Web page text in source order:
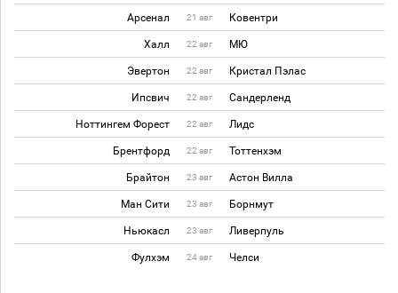
Арсенал 21 авг Ковентри
Халл 22 авг МЮ
Эвертон 22 авг Кристал Пэлас
Ипсвич 22 авг Сандерленд
Ноттингем Форест 22 авг Лидс
Брентфорд 22 авг Тоттенхэм
Брайтон 23 авг Астон Вилла
Ман Сити 23 авг Борнмут
Ньюкасл 23 авг Ливерпуль
Фулхэм 24 авг Челси